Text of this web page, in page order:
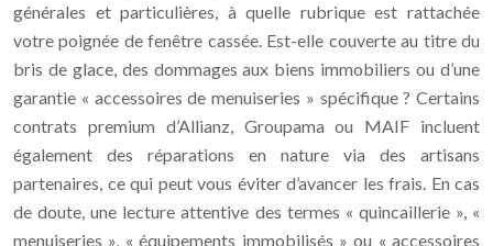
générales et particulières, à quelle rubrique est rattachée
votre poignée de fenêtre cassée. Est-elle couverte au titre du
bris de glace, des dommages aux biens immobiliers ou d’une
garantie « accessoires de menuiseries » spécifique ? Certains
contrats premium d’Allianz, Groupama ou MAIF incluent
également des réparations en nature via des artisans
partenaires, ce qui peut vous éviter d’avancer les frais. En cas
de doute, une lecture attentive des termes « quincaillerie », «
menuiseries », « équipements immobilisés » ou « accessoires